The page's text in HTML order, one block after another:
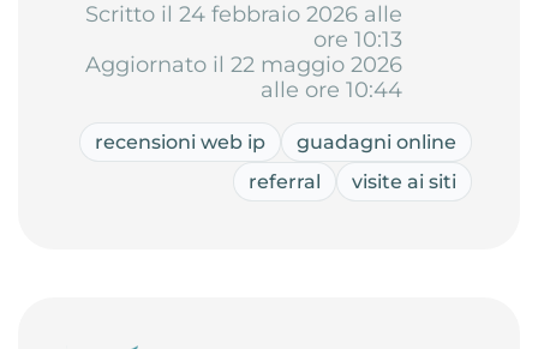
Scritto il 24 febbraio 2026 alle
ore 10:13
Aggiornato il 22 maggio 2026
alle ore 10:44
recensioni web ip
guadagni online
referral
visite ai siti